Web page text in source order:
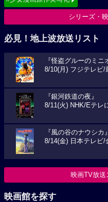
シリーズ・
必見！地上波放送リスト
『怪盗グルーのミニ
8/10(月) フジテレビ/
『銀河鉄道の夜』
8/11(火) NHK/Eテレ
『風の谷のナウシカ』
8/14(金) 日本テレビ/
映画TV放送
映画館を探す